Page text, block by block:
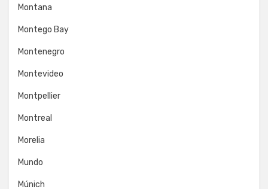
Montana
Montego Bay
Montenegro
Montevideo
Montpellier
Montreal
Morelia
Mundo
Múnich